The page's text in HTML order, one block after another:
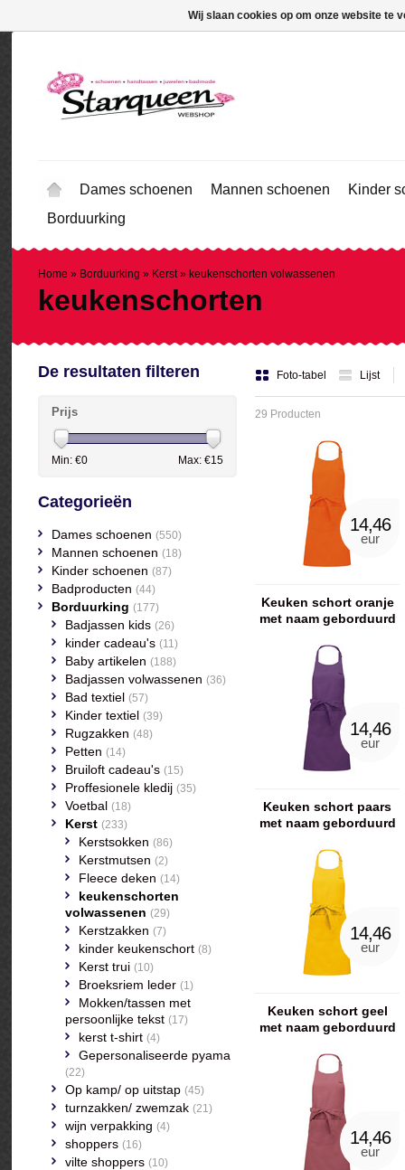
Dames schoenen Mannen schoenen
Kinder
Borduurking
Home » Borduurking » Kerst» keukenschorten volwassenen
keukenschorten
Foto-tabel Lijst
29 Producten
14,46
eur
Keuken schort oranje
met naam geborduurd
14,46
eur
Keuken schort paars
met naam geborduurd
14,46
eur
Keuken schort geel
met naam geborduurd
14,46
eur
De resultaten filteren
Prijs
Min: €0 Max: €15
Categorieën
Dames schoenen (550)
Mannen schoenen (18)
Kinder schoenen (87)
Badproducten (44)
Borduurking (177)
Badjassen kids (26)
kinder cadeau's (11)
Baby artikelen (188)
Badjassen volwassenen (36)
Bad textiel (57)
Kinder textiel (39)
Rugzakken (48)
Petten (14)
Bruiloft cadeau's (15)
Proffesionele kledij (35)
Voetbal (18)
Kerst (233)
Kerstsokken (86)
Kerstmutsen (2)
Fleece deken (14)
keukenschorten
volwassenen (29)
Kerstzakken (7)
kinder keukenschort (8)
Kerst trui (10)
Broeksriem leder (1)
Mokken/tassen met
persoonlijke tekst (17)
kerst t-shirt (4)
Gepersonaliseerde pyama
(22)
Op kamp/ op uitstap (45)
turnzakken/ zwemzak (21)
wijn verpakking (4)
shoppers (16)
vilte shoppers (10)
Wij slaan cookies op om onze website te